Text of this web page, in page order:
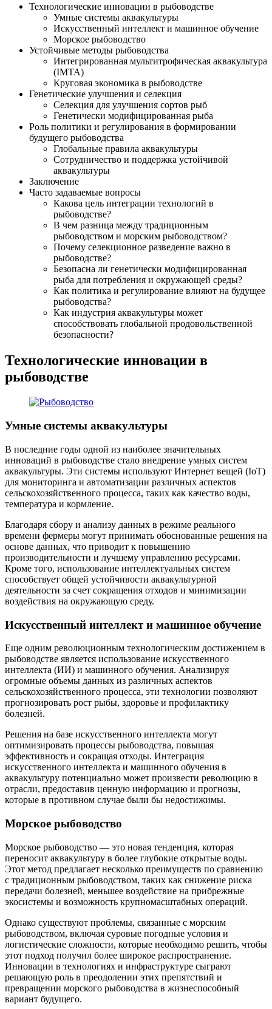
Технологические инновации в рыбоводстве
Умные системы аквакультуры
Искусственный интеллект и машинное обучение
Морское рыбоводство
Устойчивые методы рыбоводства
Интегрированная мультитрофическая аквакультура
(IMTA)
Круговая экономика в рыбоводстве
Генетические улучшения и селекция
Селекция для улучшения сортов рыб
Генетически модифицированная рыба
Роль политики и регулирования в формировании
будущего рыбоводства
Глобальные правила аквакультуры
Сотрудничество и поддержка устойчивой
аквакультуры
Заключение
Часто задаваемые вопросы
Какова цель интеграции технологий в
рыбоводстве?
В чем разница между традиционным
рыбоводством и морским рыбоводством?
Почему селекционное разведение важно в
рыбоводстве?
Безопасна ли генетически модифицированная
рыба для потребления и окружающей среды?
Как политика и регулирование влияют на будущее
рыбоводства?
Как индустрия аквакультуры может
способствовать глобальной продовольственной
безопасности?
Технологические инновации в
рыбоводстве
Умные системы аквакультуры
В последние годы одной из наиболее значительных
инноваций в рыбоводстве стало внедрение умных систем
аквакультуры. Эти системы используют Интернет вещей (IoT)
для мониторинга и автоматизации различных аспектов
сельскохозяйственного процесса, таких как качество воды,
температура и кормление.
Благодаря сбору и анализу данных в режиме реального
времени фермеры могут принимать обоснованные решения на
основе данных, что приводит к повышению
производительности и лучшему управлению ресурсами.
Кроме того, использование интеллектуальных систем
способствует общей устойчивости аквакультурной
деятельности за счет сокращения отходов и минимизации
воздействия на окружающую среду.
Искусственный интеллект и машинное обучение
Еще одним революционным технологическим достижением в
рыбоводстве является использование искусственного
интеллекта (ИИ) и машинного обучения. Анализируя
огромные объемы данных из различных аспектов
сельскохозяйственного процесса, эти технологии позволяют
прогнозировать рост рыбы, здоровье и профилактику
болезней.
Решения на базе искусственного интеллекта могут
оптимизировать процессы рыбоводства, повышая
эффективность и сокращая отходы. Интеграция
искусственного интеллекта и машинного обучения в
аквакультуру потенциально может произвести революцию в
отрасли, предоставив ценную информацию и прогнозы,
которые в противном случае были бы недостижимы.
Морское рыбоводство
Морское рыбоводство — это новая тенденция, которая
переносит аквакультуру в более глубокие открытые воды.
Этот метод предлагает несколько преимуществ по сравнению
с традиционным рыбоводством, таких как снижение риска
передачи болезней, меньшее воздействие на прибрежные
экосистемы и возможность крупномасштабных операций.
Однако существуют проблемы, связанные с морским
рыбоводством, включая суровые погодные условия и
логистические сложности, которые необходимо решить, чтобы
этот подход получил более широкое распространение.
Инновации в технологиях и инфраструктуре сыграют
решающую роль в преодолении этих препятствий и
превращении морского рыбоводства в жизнеспособный
вариант будущего.